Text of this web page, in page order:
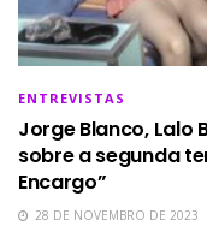
ENTREVISTAS
Jorge Blanco, Lalo
sobre a segunda
Encargo”
28 DE NOVEMBRO DE 2023